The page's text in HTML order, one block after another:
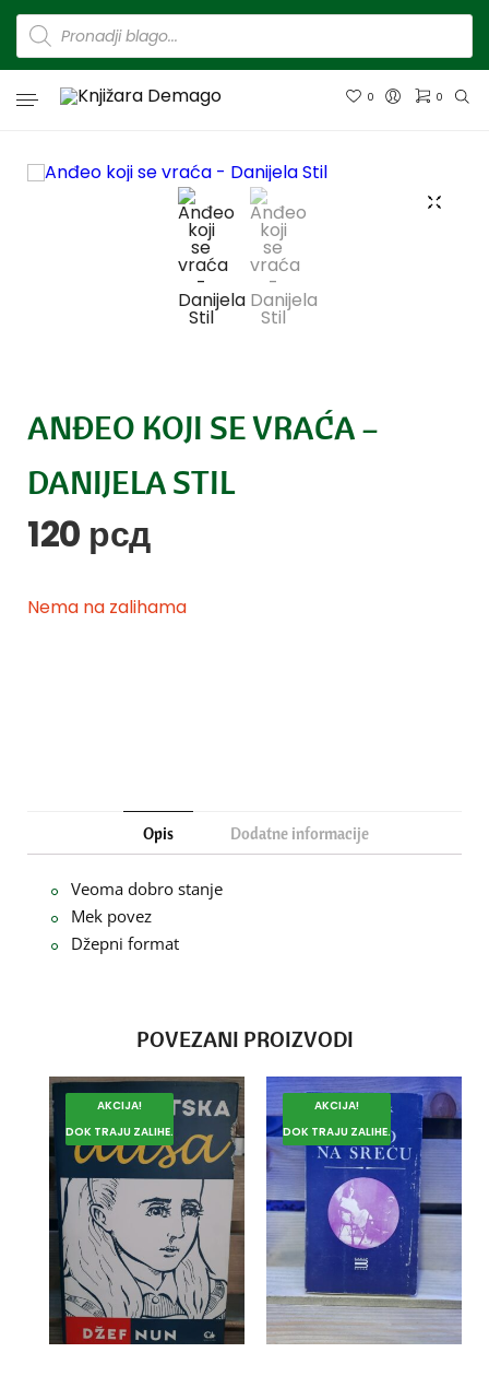
0 0
ANĐEO KOJI SE VRAĆA –
DANIJELA STIL
120 рсд
Nema na zalihama
Opis Dodatne informacije
Veoma dobro stanje
Mek povez
Džepni format
POVEZANI PROIZVODI
AKCIJA!
DOK TRAJU ZALIHE.
AKCIJA!
DOK TRAJU ZALIHE.